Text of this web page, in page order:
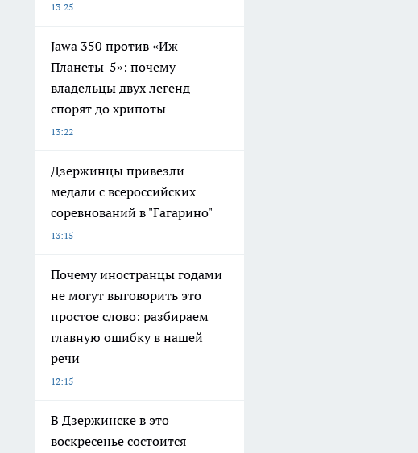
13:25
Jawa 350 против «Иж
Планеты-5»: почему
владельцы двух легенд
спорят до хрипоты
13:22
Дзержинцы привезли
медали с всероссийских
соревнований в "Гагарино"
13:15
Почему иностранцы годами
не могут выговорить это
простое слово: разбираем
главную ошибку в нашей
речи
12:15
В Дзержинске в это
воскресенье состоится